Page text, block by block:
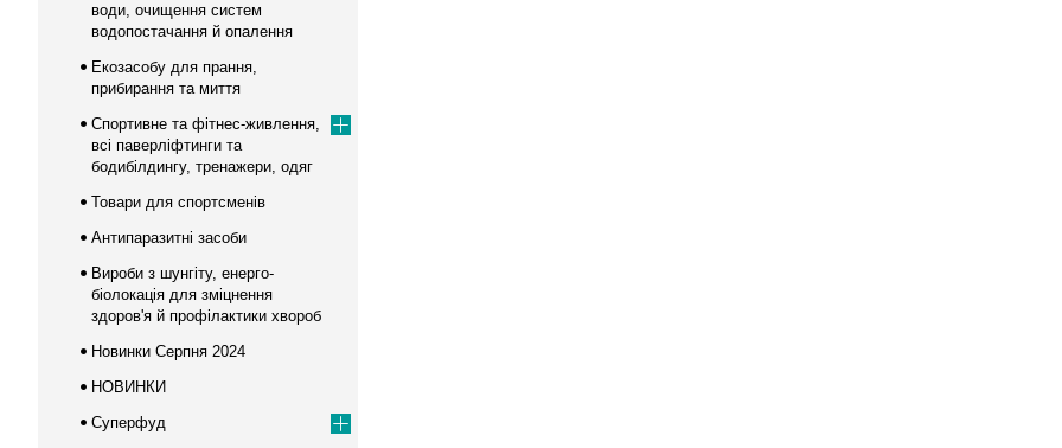
води, очищення систем
водопостачання й опалення
Екозасобу для прання,
прибирання та миття
Спортивне та фітнес-живлення,
всі паверліфтинги та
бодибілдингу, тренажери, одяг
Товари для спортсменів
Антипаразитні засоби
Вироби з шунгіту, енерго-
біолокація для зміцнення
здоров'я й профілактики хвороб
Новинки Серпня 2024
НОВИНКИ
Суперфуд